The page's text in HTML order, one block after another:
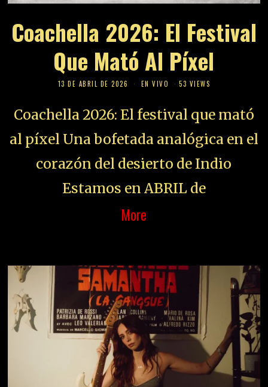
Coachella 2026: El Festival
Que Mató Al Píxel
13 DE ABRIL DE 2026 EN VIVO 53 VIEWS
Coachella 2026: El festival que mató
al píxel Una bofetada analógica en el
corazón del desierto de Indio
Estamos en ABRIL de
More